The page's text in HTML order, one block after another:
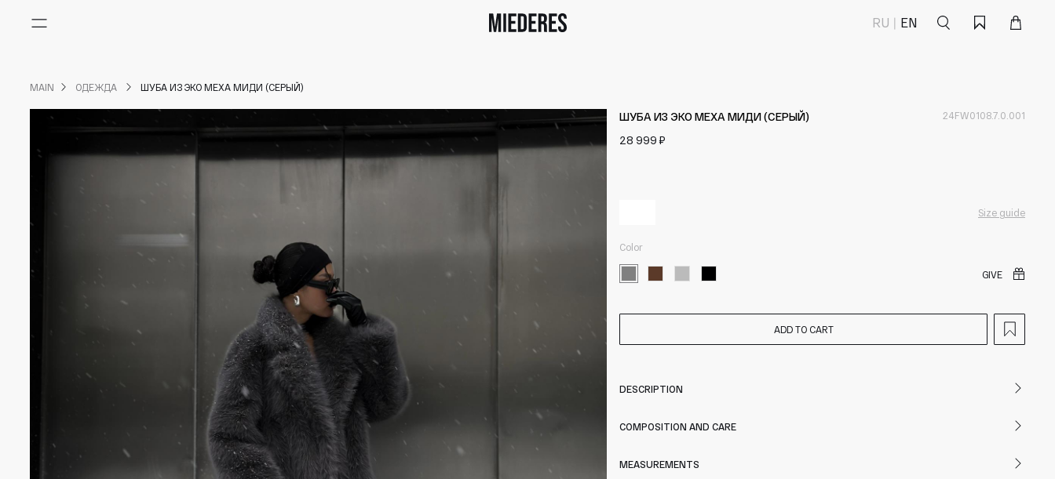
Меню RU EN Поиск ИзбранноеКорзина
MAIN ОДЕЖДА ШУБА ИЗ ЭКО МЕХА МИДИ (СЕРЫЙ)
ШУБА ИЗ ЭКО МЕХА МИДИ (СЕРЫЙ) 24FW0108.7.0.001
28 999 ₽
Size guide
Color
GIVE
ADD TO CART
DESCRIPTION
COMPOSITION AND CARE
MEASUREMENTS